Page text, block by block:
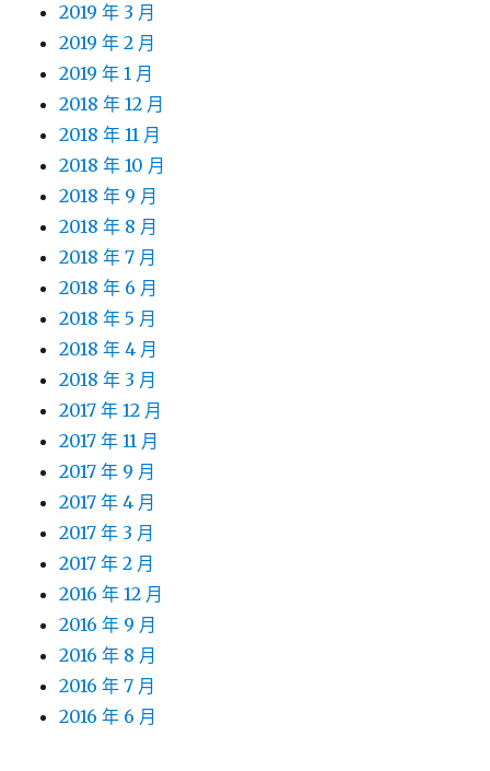
2019 年 3 月
2019 年 2 月
2019 年 1 月
2018 年 12 月
2018 年 11 月
2018 年 10 月
2018 年 9 月
2018 年 8 月
2018 年 7 月
2018 年 6 月
2018 年 5 月
2018 年 4 月
2018 年 3 月
2017 年 12 月
2017 年 11 月
2017 年 9 月
2017 年 4 月
2017 年 3 月
2017 年 2 月
2016 年 12 月
2016 年 9 月
2016 年 8 月
2016 年 7 月
2016 年 6 月